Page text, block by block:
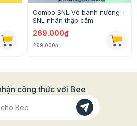
Combo SNL Vỏ bánh nướng +
SNL nhân thập cẩm
269.000₫
299.000₫
công thức với Bee